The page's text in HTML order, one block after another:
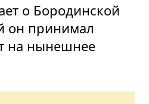
о Бородинской
он принимал
на нынешнее